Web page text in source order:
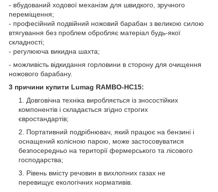
- вбудований ходової механізм для швидкого, зручного
переміщення;
- професійний подвійний ножовий барабан з великою силою
втягування без проблем обробляє матеріал будь-якої
складності;
- регулююча викидна шахта;
- можливість відкидання горловини в сторону для очищення
ножового барабану.
3 причини купити Lumag RAMBO-HC15:
Довговічна техніка виробляється із зносостійких
компонентів і складається згідно строгих
євростандартів;
Портативний подрібнювач, який працює на бензині і
оснащений колісною парою, може застосовуватися
безпосередньо на території фермерського та лісового
господарства;
Рівень вмісту речовин в вихлопних газах не
перевищує екологічних нормативів.